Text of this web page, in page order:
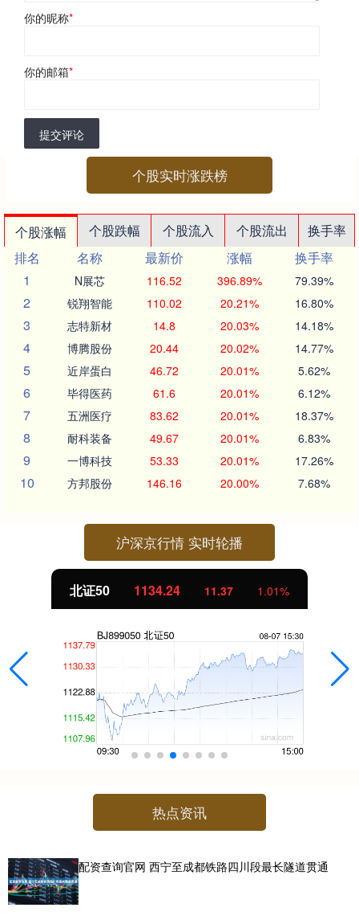
你的昵称*
你的邮箱*
提交评论
个股实时涨跌榜
个股涨幅 个股跌幅 个股流入 个股流出
换手率
排名
名称 最新价 涨幅
换手率
1
N展芯 116.52 396.89% 79.39%
2 锐翔智能 110.02 20.21% 16.80%
3 志特新材 14.8 20.03% 14.18%
4 博腾股份 20.44 20.02% 14.77%
5 近岸蛋白 46.72 20.01% 5.62%
6 毕得医药 61.6 20.01% 6.12%
7 五洲医疗 83.62 20.01% 18.37%
8 耐科装备 49.67 20.01% 6.83%
9 一博科技 53.33 20.01% 17.26%
10 方邦股份 146.16 20.00% 7.68%
沪深京行情 实时轮播
北证50 1134.24 11.37 1.01%
热点资讯
配资查询官网 西宁至成都铁路四川段最长隧道贯通